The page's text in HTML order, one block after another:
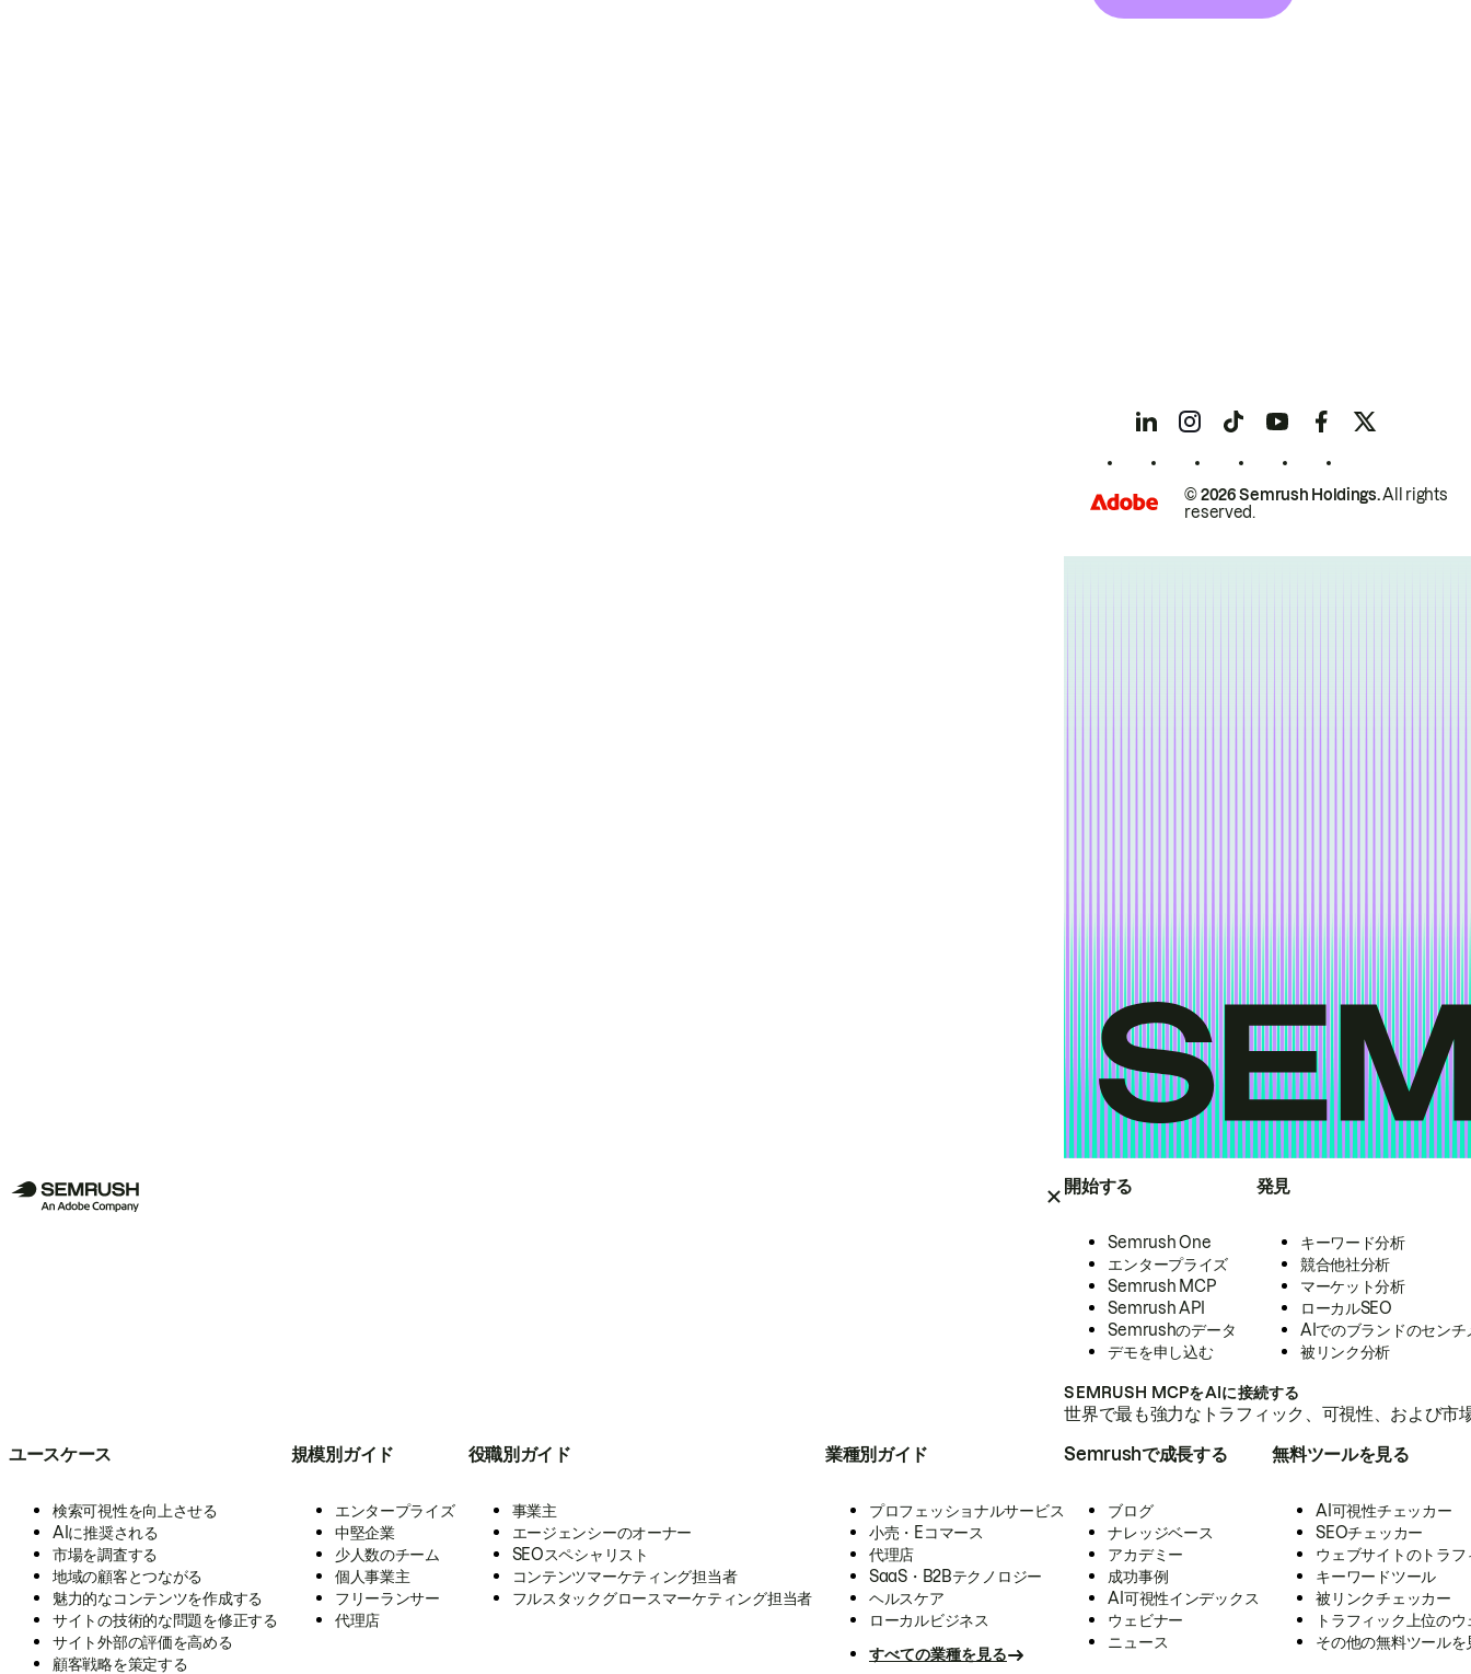
開始する
Semrush One
エンタープライズ
Semrush MCP
Semrush API
Semrushのデータ
デモを申し込む
発見
キーワード分析
競合他社分析
マーケット分析
ローカルSEO
AIでのブランドのセンチ
被リンク分析
SEMRUSH MCPをAIに接続する
世界で最も強力なトラフィック、可視性、および
ユースケース
検索可視性を向上させる
AIに推奨される
市場を調査する
地域の顧客とつながる
魅力的なコンテンツを作成する
サイトの技術的な問題を修正する
サイト外部の評価を高める
顧客戦略を策定する
規模別ガイド
エンタープライズ
中堅企業
少人数のチーム
個人事業主
フリーランサー
代理店
役職別ガイド
事業主
エージェンシーのオーナー
SEOスペシャリスト
コンテンツマーケティング担当者
フルスタックグロースマーケティング担当者
業種別ガイド
プロフェッショナルサービス
小売・Eコマース
代理店
SaaS・B2Bテクノロジー
ヘルスケア
ローカルビジネス
すべての業種を見る
Semrushで成長する
ブログ
ナレッジベース
アカデミー
成功事例
AI可視性インデックス
ウェビナー
ニュース
無料ツールを見る
AI可視性チェッカー
SEOチェッカー
ウェブサイトのトラ
キーワードツール
被リンクチェッカー
トラフィック上位の
その他の無料ツールを
© 2026 Semrush Holdings.All rights
reserved.